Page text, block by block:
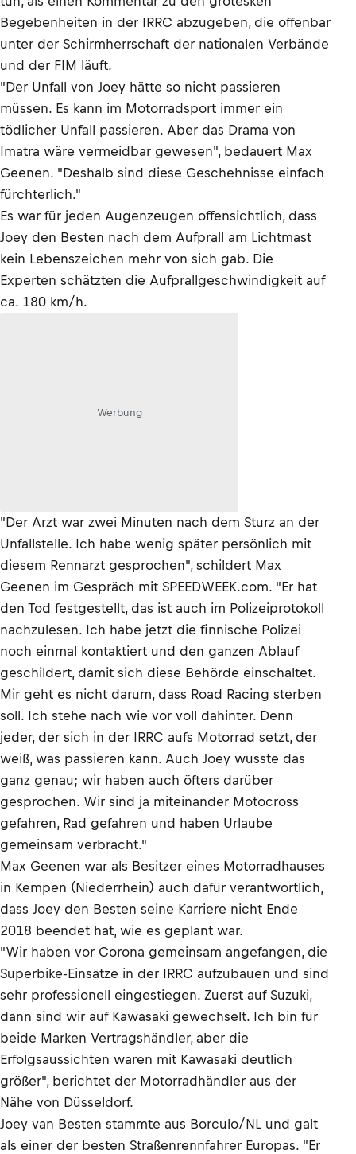
Begebenheiten in der IRRC abzugeben, die offenbar
unter der Schirmherrschaft der nationalen Verbände
und der FIM läuft.
"Der Unfall von Joey hätte so nicht passieren
müssen. Es kann im Motorradsport immer ein
tödlicher Unfall passieren. Aber das Drama von
Imatra wäre vermeidbar gewesen", bedauert Max
Geenen. "Deshalb sind diese Geschehnisse einfach
fürchterlich."
Es war für jeden Augenzeugen offensichtlich, dass
Joey den Besten nach dem Aufprall am Lichtmast
kein Lebenszeichen mehr von sich gab. Die
Experten schätzten die Aufprallgeschwindigkeit auf
ca. 180 km/h.
Werbung
"Der Arzt war zwei Minuten nach dem Sturz an der
Unfallstelle. Ich habe wenig später persönlich mit
diesem Rennarzt gesprochen", schildert Max
Geenen im Gespräch mit SPEEDWEEK.com. "Er hat
den Tod festgestellt, das ist auch im Polizeiprotokoll
nachzulesen. Ich habe jetzt die finnische Polizei
noch einmal kontaktiert und den ganzen Ablauf
geschildert, damit sich diese Behörde einschaltet.
Mir geht es nicht darum, dass Road Racing sterben
soll. Ich stehe nach wie vor voll dahinter. Denn
jeder, der sich in der IRRC aufs Motorrad setzt, der
weiß, was passieren kann. Auch Joey wusste das
ganz genau; wir haben auch öfters darüber
gesprochen. Wir sind ja miteinander Motocross
gefahren, Rad gefahren und haben Urlaube
gemeinsam verbracht."
Max Geenen war als Besitzer eines Motorradhauses
in Kempen (Niederrhein) auch dafür verantwortlich,
dass Joey den Besten seine Karriere nicht Ende
2018 beendet hat, wie es geplant war.
"Wir haben vor Corona gemeinsam angefangen, die
Superbike-Einsätze in der IRRC aufzubauen und sind
sehr professionell eingestiegen. Zuerst auf Suzuki,
dann sind wir auf Kawasaki gewechselt. Ich bin für
beide Marken Vertragshändler, aber die
Erfolgsaussichten waren mit Kawasaki deutlich
größer", berichtet der Motorradhändler aus der
Nähe von Düsseldorf.
Joey van Besten stammte aus Borculo/NL und galt
als einer der besten Straßenrennfahrer Europas. "Er